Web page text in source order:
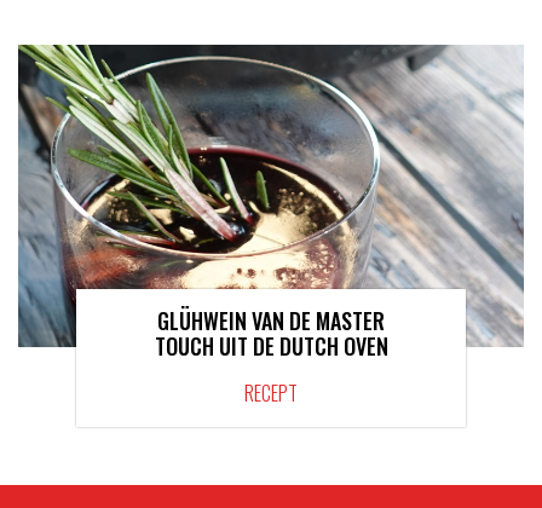
GLÜHWEIN VAN DE MASTER
TOUCH UIT DE DUTCH OVEN
RECEPT